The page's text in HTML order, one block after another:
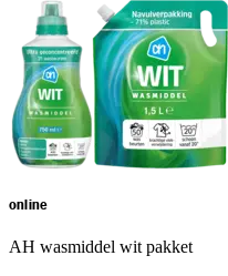
online
AH wasmiddel wit pakket